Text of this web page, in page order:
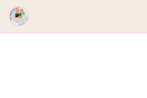
Se rendre au contenu